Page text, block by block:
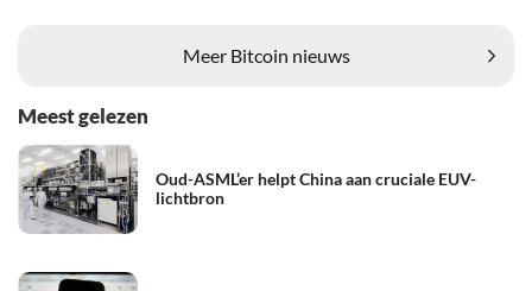
Meer Bitcoin nieuws
Meest gelezen
Oud-ASML’er helpt China aan cruciale EUV-
lichtbron